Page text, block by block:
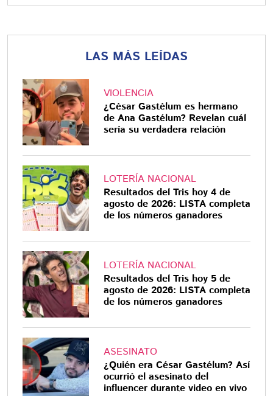
LAS MÁS LEÍDAS
VIOLENCIA
¿César Gastélum es hermano
de Ana Gastélum? Revelan cuál
sería su verdadera relación
LOTERÍA NACIONAL
Resultados del Tris hoy 4 de
agosto de 2026: LISTA completa
de los números ganadores
LOTERÍA NACIONAL
Resultados del Tris hoy 5 de
agosto de 2026: LISTA completa
de los números ganadores
ASESINATO
¿Quién era César Gastélum? Así
ocurrió el asesinato del
influencer durante video en vivo